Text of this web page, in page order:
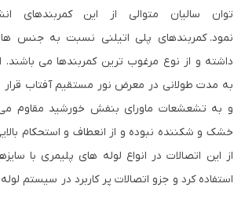
توان سالیان متوالی از این کمربندهای
نمود. کمربندهای پلی اتیلنی نسبت به جنس
داشته و از نوع مرغوب ترین کمربندها می باشند.
به مدت طولانی در معرض نور مستقیم آفتاب قرار
و به تشعشعات ماورای بنفش خورشید مقاوم می
خشک و شکننده نبوده و از انعطاف و استحکام
از این اتصالات در انواع لوله های پلیمری با
استفاده کرد و جزو اتصالات پر کاربرد در سیستم